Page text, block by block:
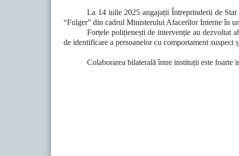
La 14 iulie 2025 angajații Întreprinderii de
“Fulger” din cadrul Ministerului Afacerilor Interne în
Forțele polițienești de intervenție audezvoltat
de identificare a persoanelor cu comportament
Colaborarea bilaterală între instituții este foarte